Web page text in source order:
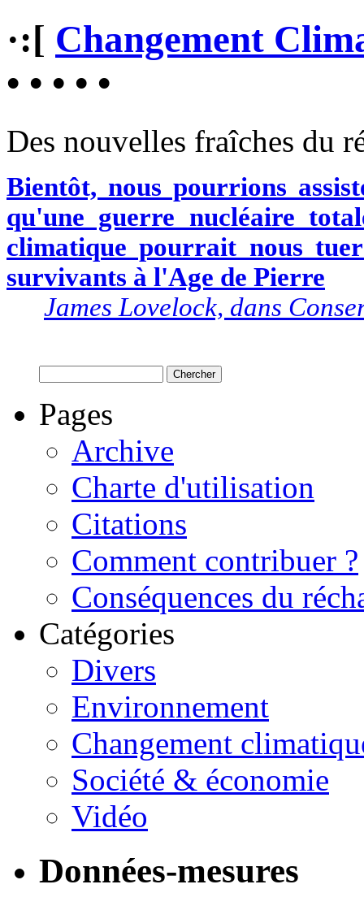
·:[ Changement
• • • • •
Des nouvelles fraîches du
Bientôt, nous pourrions
qu'une guerre nucléaire
climatique pourrait nous
survivants à l'Age de Pierre
James Lovelock, dans
Pages
Archive
Charte d'utilisation
Citations
Comment contribuer ?
Conséquences du
Catégories
Divers
Environnement
Changement
Société & économie
Vidéo
Données-mesures